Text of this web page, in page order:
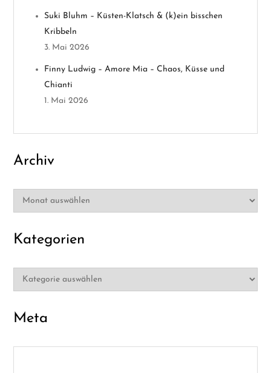
Suki Bluhm – Küsten-Klatsch & (k)ein bisschen
Kribbeln
3. Mai 2026
Finny Ludwig – Amore Mia – Chaos, Küsse und
Chianti
1. Mai 2026
Archiv
Archiv
Kategorien
Kategorien
Meta